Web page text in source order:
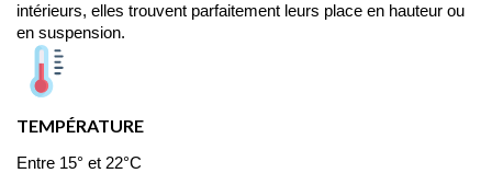
intérieurs, elles trouvent parfaitement leurs place en hauteur ou
en suspension.
TEMPÉRATURE
Entre 15° et 22°C